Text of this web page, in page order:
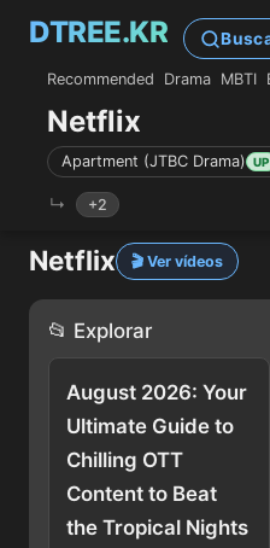
DTREE.KR
Recommended Drama MBTI
Netflix
Apartment (JTBC Drama) UP
+2
Netflix 🎬 Ver vídeos
📂 Explorar
August 2026: Your
Ultimate Guide to
Chilling OTT
Content to Beat
the Tropical Nights